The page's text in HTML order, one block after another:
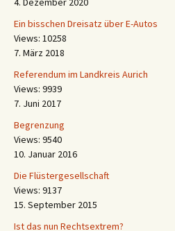
Ein bisschen Dreisatz über E-Autos
Views: 10258
7. März 2018
Referendum im Landkreis Aurich
Views: 9939
7. Juni 2017
Begrenzung
Views: 9540
10. Januar 2016
Die Flüstergesellschaft
Views: 9137
15. September 2015
Ist das nun Rechtsextrem?